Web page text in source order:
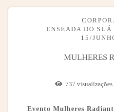
ENSEADA DO
15/
MULHERES
737 visualizações
Evento Mulheres